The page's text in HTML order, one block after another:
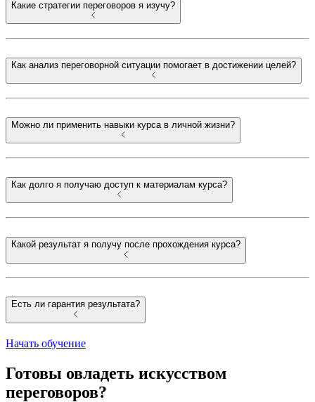
Какие стратегии переговоров я изучу?
Как анализ переговорной ситуации помогает в достижении целей?
Можно ли применить навыки курса в личной жизни?
Как долго я получаю доступ к материалам курса?
Какой результат я получу после прохождения курса?
Есть ли гарантия результата?
Начать обучение
Готовы овладеть искусством
переговоров?